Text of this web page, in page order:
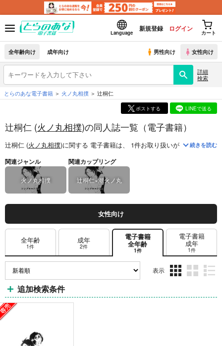
Language
新規登録 ログイン
カート
全年齢向け 成年向け 男性向け 女性向け
詳細
検索
とらのあな電子書籍 火ノ丸相撲 辻桐仁
ポストする LINEで送る
辻桐仁 (火ノ丸相撲)の同人誌一覧（電子書籍）
辻桐仁 (火ノ丸相撲)に関する 電子書籍は、 1件お取り扱いがございます。
続きを読む
関連ジャンル
火ノ丸相撲
関連カップリング
辻桐仁×潮火ノ丸
女性向け
全年齢
1件
成年
2件
電子書籍
全年齢
1件
電子書籍
成年
1件
表示
ム
ム
ム
追加検索条件